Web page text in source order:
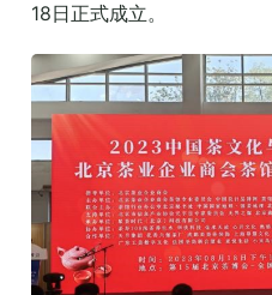
18日正式成立。